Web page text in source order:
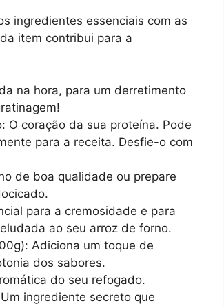
ingredientes essenciais com as
item contribui para a
na hora, para um derretimento
O coração da sua proteína. Pode
para a receita. Desfie-o com
de boa qualidade ou prepare
para a cremosidade e para
ao seu arroz de forno.
Adiciona um toque de
dos sabores.
do seu refogado.
ingrediente secreto que